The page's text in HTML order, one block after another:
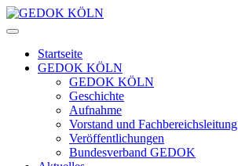
Startseite
GEDOK KÖLN
GEDOK KÖLN
Geschichte
Aufnahme
Vorstand und Fachbereichsleitung
Veröffentlichungen
Bundesverband GEDOK